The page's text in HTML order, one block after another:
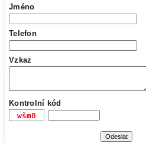
Jméno
Telefon
Vzkaz
Kontrolní kód